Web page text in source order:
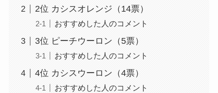
2位 カシスオレンジ（14票）
おすすめした人のコメント
3位 ピーチウーロン（5票）
おすすめした人のコメント
4位 カシスウーロン（4票）
おすすめした人のコメント